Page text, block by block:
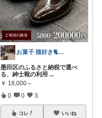
お菓子 猫好き🐈 ポラピスroom
墨田区のふるさと納税で選べ
る、紳士靴の利用 ...
￥ 18,000～
0 0 3
コレ いいね